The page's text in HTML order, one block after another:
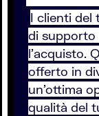
I clienti del
di supporto
l’acquisto.
offerto in
un’ottima
qualità del